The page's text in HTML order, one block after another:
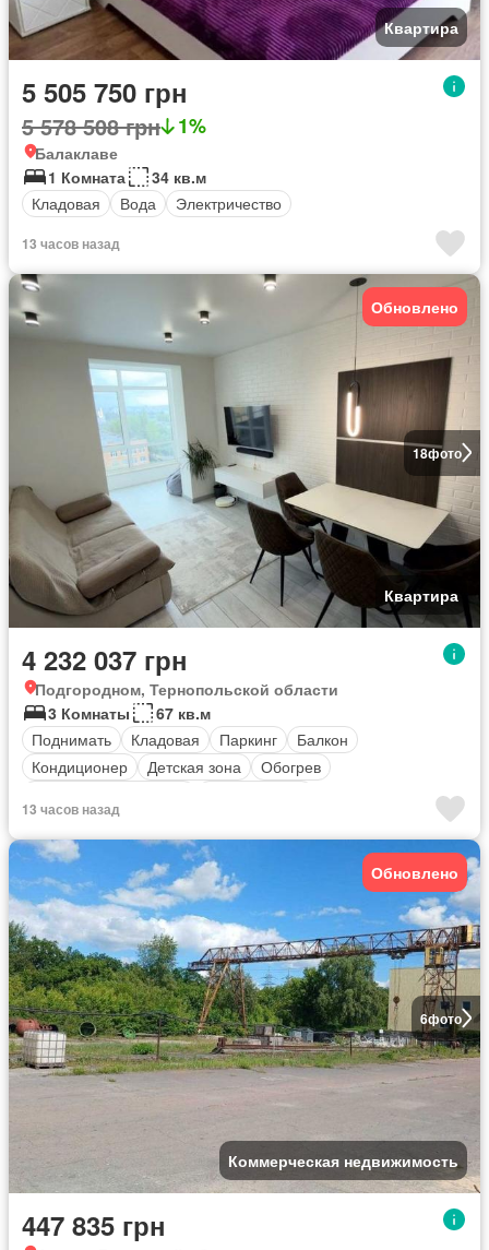
Квартира
5 505 750 грн
5 578 508 грн 1%
Балаклаве
1 Комната
34 кв.м
Кладовая
Вода Электричество
13 часов назад
18фото
Обновлено
Квартира
4 232 037 грн
Подгородном, Тернопольской области
3 Комнаты
67 кв.м
Поднимать
Кладовая Паркинг
Балкон
Кондиционер
Детская зона
Обогрев
Полностью меблирована
13 часов назад
6фото
Обновлено
Коммерческая недвижимость
447 835 грн